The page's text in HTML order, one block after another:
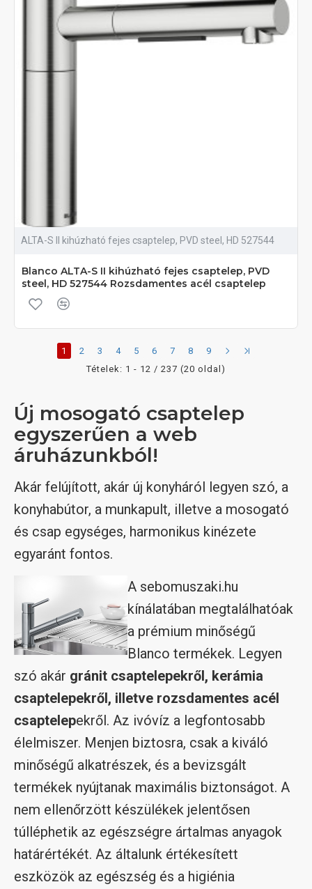
ALTA-S II kihúzható fejes csaptelep, PVD steel, HD 527544
Blanco ALTA-S II kihúzható fejes csaptelep, PVD
steel, HD 527544 Rozsdamentes acél csaptelep
1 2 3 4 5 6 7 8
9
Tételek: 1 - 12 / 237 (20 oldal)
Új mosogató csaptelep
egyszerűen a web
áruházunkból!
Akár felújított, akár új konyháról legyen szó, a
konyhabútor, a munkapult, illetve a mosogató
és csap egységes, harmonikus kinézete
egyaránt fontos.
A sebomuszaki.hu
kínálatában megtalálhatóak
a prémium minőségű
Blanco termékek. Legyen
szó akár gránit csaptelepekről, kerámia
csaptelepekről, illetve rozsdamentes acél
csaptelepekről. Az ivóvíz a legfontosabb
élelmiszer. Menjen biztosra, csak a kiváló
minőségű alkatrészek, és a bevizsgált
termékek nyújtanak maximális biztonságot. A
nem ellenőrzött készülékek jelentősen
túlléphetik az egészségre ártalmas anyagok
határértékét. Az általunk értékesített
eszközök az egészség és a higiénia